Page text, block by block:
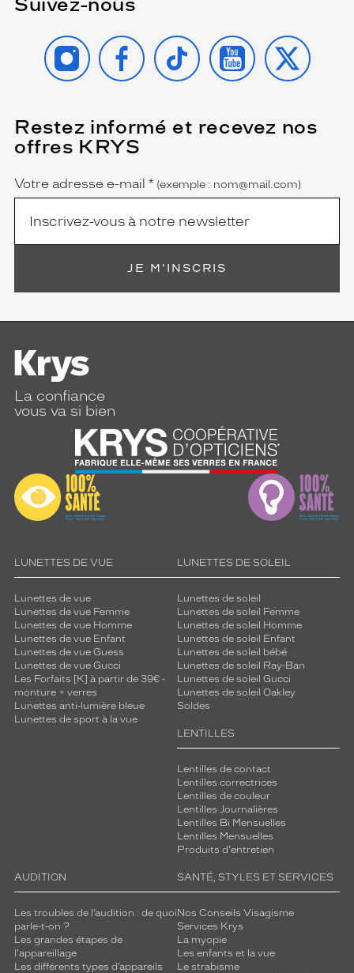
INSTAGRAMFACEBOOK
TIKTOK YOUTUBE
X
Restez informé et recevez nos
offres KRYS
Name
Votre adresse e-mail *
(Ce
champ
est
obligatoire)
(exemple : nom@mail.com)
JE M'INSCRIS
La confiance
vous va si bien
LUNETTES DE VUE
Lunettes de vue
Lunettes de vue Femme
Lunettes de vue Homme
Lunettes de vue Enfant
Lunettes de vue Guess
Lunettes de vue Gucci
Les Forfaits [K] à partir de 39€ -
monture + verres
Lunettes anti-lumière bleue
Lunettes de sport à la vue
LUNETTES DE SOLEIL
Lunettes de soleil
Lunettes de soleil Femme
Lunettes de soleil Homme
Lunettes de soleil Enfant
Lunettes de soleil bébé
Lunettes de soleil Ray-Ban
Lunettes de soleil Gucci
Lunettes de soleil Oakley
Soldes
LENTILLES
Lentilles de contact
Lentilles correctrices
Lentilles de couleur
Lentilles Journalières
Lentilles Bi Mensuelles
Lentilles Mensuelles
Produits d'entretien
AUDITION
Les troubles de l’audition : de quoi
parle-t-on ?
Les grandes étapes de
l'appareillage
Les différents types d’appareils
SANTÉ, STYLES ET SERVICES
Nos Conseils Visagisme
Services Krys
La myopie
Les enfants et la vue
Le strabisme